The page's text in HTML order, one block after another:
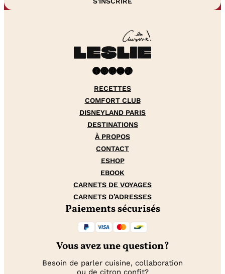
Facebook InstagramPinterest YouTube TikTok
RECETTES
COMFORT CLUB
DISNEYLAND PARIS
DESTINATIONS
À PROPOS
CONTACT
ESHOP
EBOOK
CARNETS DE VOYAGES
CARNETS D’ADRESSES
Paiements sécurisés
Vous avez une question?
Besoin de parler cuisine, collaboration
ou de citron confit?